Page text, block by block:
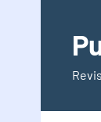
contenido